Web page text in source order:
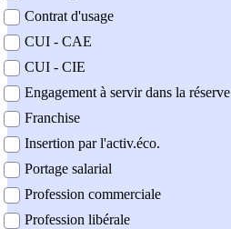
Contrat d'usage
CUI - CAE
CUI - CIE
Engagement à servir dans la réserve
Franchise
Insertion par l'activ.éco.
Portage salarial
Profession commerciale
Profession libérale